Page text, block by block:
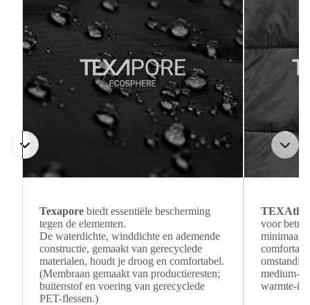
Texapore biedt essentiële bescherming
tegen de elementen.
De waterdichte, winddichte en ademende
constructie, gemaakt van gerecyclede
materialen, houdt je droog en comfortabel.
(Membraan gemaakt van productieresten;
buitenstof en voering van gerecyclede
PET-flessen.)
voor
minimaal
medium-
warmte-